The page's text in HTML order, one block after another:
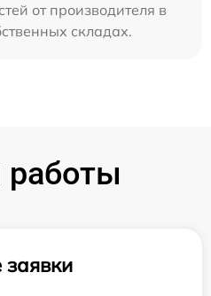
от производителя в
складах.